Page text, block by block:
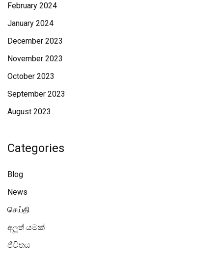
February 2024
January 2024
December 2023
November 2023
October 2023
September 2023
August 2023
Categories
Blog
News
செய்தி
අලූත් යමක්
ජීවිතය